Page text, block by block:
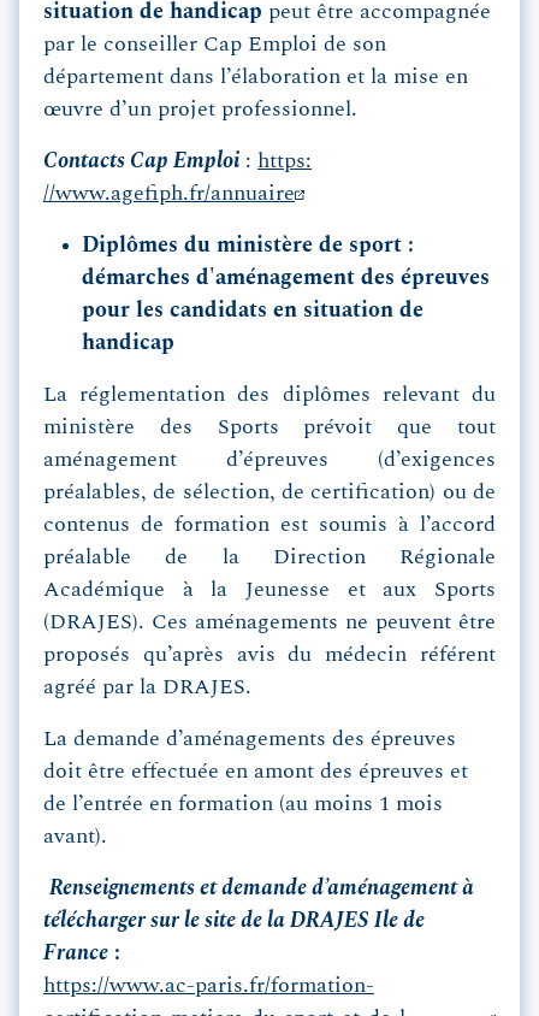
situation de handicap peut être accompagnée
par le conseiller Cap Emploi de son
département dans l’élaboration et la mise en
œuvre d’un projet professionnel.
Contacts Cap Emploi : https:
//www.agefiph.fr/annuaire
Diplômes du ministère de sport :
démarches d'aménagement des épreuves
pour les candidats en situation de
handicap
La réglementation des diplômes relevant du
ministère des Sports prévoit que tout
aménagement d’épreuves (d’exigences
préalables, de sélection, de certification) ou de
contenus de formation est soumis à l’accord
préalable de la Direction Régionale
Académique à la Jeunesse et aux Sports
(DRAJES). Ces aménagements ne peuvent être
proposés qu’après avis du médecin référent
agréé par la DRAJES.
La demande d’aménagements des épreuves
doit être effectuée en amont des épreuves et
de l’entrée en formation (au moins 1 mois
avant).
Renseignements et demande d’aménagement à
télécharger sur le site de la DRAJES Ile de
France :
https://www.ac-paris.fr/formation-